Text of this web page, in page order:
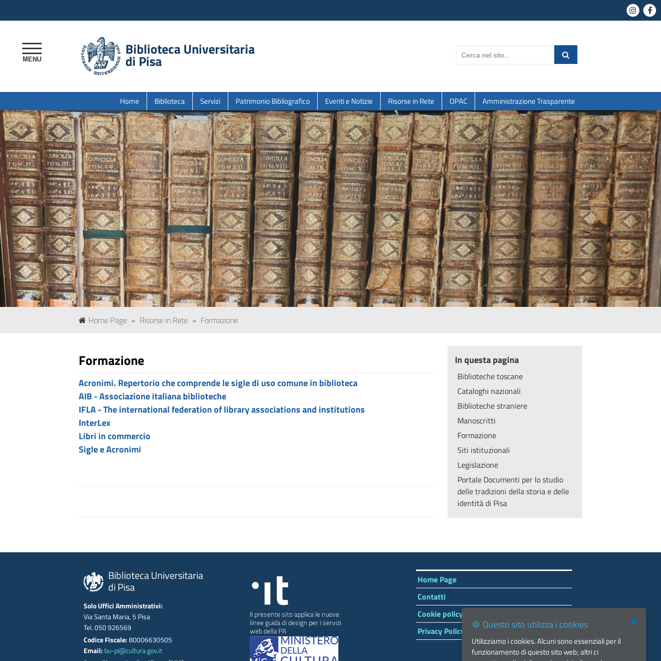
Biblioteca Universitaria
di Pisa
Home Biblioteca Servizi Patrimonio Bibliografico Eventi e Notizie Risorse in Rete OPAC Amministrazione Trasparente
Home Page » Risorse in Rete » Formazione
Formazione
Acronimi. Repertorio che comprende le sigle di uso comune in biblioteca
AIB - Associazione italiana biblioteche
IFLA - The international federation of library associations and institutions
InterLex
Libri in commercio
Sigle e Acronimi
In questa pagina
Biblioteche toscane
Cataloghi nazionali
Biblioteche straniere
Manoscritti
Formazione
Siti istituzionali
Legislazione
Portale Documenti per lo studio
delle tradizioni della storia e delle
identità di Pisa
Biblioteca Universitaria
di Pisa
Solo Uffici Amministrativi:
Via Santa Maria, 5 Pisa
Tel. 050 926569
Codice Fiscale:80006630505
Email: bu-pi@cultura.gov.it
Home Page
Contatti
Cookie policy
Privacy Policy
🍪 Questo sito utilizza i cookies
Utilizziamo i cookies. Alcuni sono essenziali per il
funzionamento di questo sito web; altri ci